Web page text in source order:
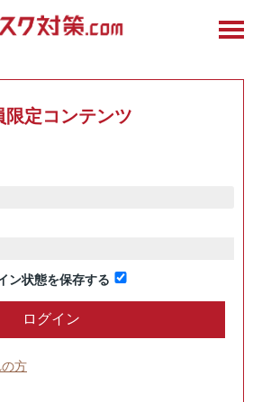
限定コンテンツ
ン状態を保存する
方